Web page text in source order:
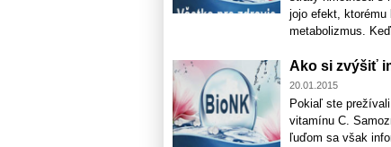
jojo efekt,
metabolizmus.
Ako si zvýšiť
20.01.2015
Pokiaľ ste
vitamínu C.
ľuďom sa však